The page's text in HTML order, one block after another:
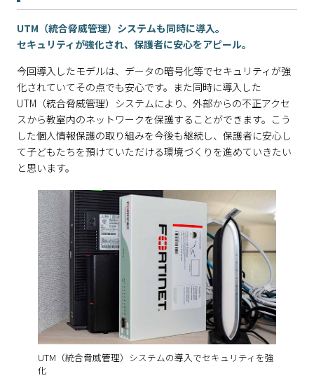
UTM（統合脅威管理）システムも同時に導入。
セキュリティが強化され、保護者に安心をアピール。
今回導入したモデルは、データの暗号化等でセキュリティが強
化されていてその点でも安心です。また同時に導入した
UTM（統合脅威管理）システムにより、外部からの不正アクセ
スから教室内のネットワークを保護することができます。こう
した個人情報保護の取り組みを今後も継続し、保護者に安心し
て子どもたちを預けていただける環境づくりを進めていきたい
と思います。
UTM（統合脅威管理）システムの導入でセキュリティを強
化